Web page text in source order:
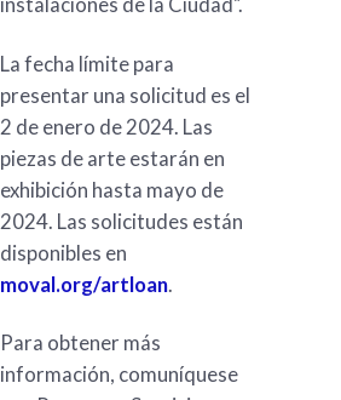
La fecha límite para
presentar una solicitud es el
2 de enero de 2024. Las
piezas de arte estarán en
exhibición hasta mayo de
2024. Las solicitudes están
disponibles en
moval.org/artloan.
Para obtener más
información, comuníquese